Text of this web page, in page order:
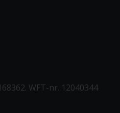
WFT-nr. 12040344